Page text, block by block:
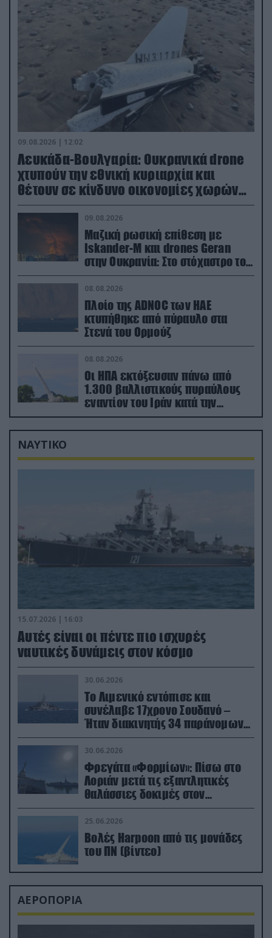
09.08.2026 | 12:02
Λευκάδα-Βουλγαρία: Ουκρανικά drone
χτυπούν την εθνική κυριαρχία και
θέτουν σε κίνδυνο οικονομίες χωρών
του ΝΑΤΟ
09.08.2026
Μαζική ρωσική επίθεση με
Iskander-M και drones Geran
στην Ουκρανία: Στο στόχαστρο το
εργοστάσιο των Flamingo
08.08.2026
Πλοίο της ADNOC των ΗΑΕ
κτυπήθηκε από πύραυλο στα
Στενά του Ορμούζ
08.08.2026
Οι ΗΠΑ εκτόξευσαν πάνω από
1.300 βαλλιστικούς πυραύλους
εναντίον του Ιράν κατά την
διάρκεια του πολέμου
ΝΑΥΤΙΚΟ
15.07.2026 | 16:03
Aυτές είναι οι πέντε πιο ισχυρές
ναυτικές δυνάμεις στον κόσμο
30.06.2026
Το Λιμενικό εντόπισε και
συνέλαβε 17χρονο Σουδανό –
Ήταν διακινητής 34 παράνομων
μεταναστών
30.06.2026
Φρεγάτα «Φορμίων»: Πίσω στο
Λοριάν μετά τις εξαντλητικές
θαλάσσιες δοκιμές στον
απαιτητικό Βισκαϊκό
25.06.2026
Βολές Harpoon από τις μονάδες
του ΠΝ (βίντεο)
ΑΕΡΟΠΟΡΙΑ